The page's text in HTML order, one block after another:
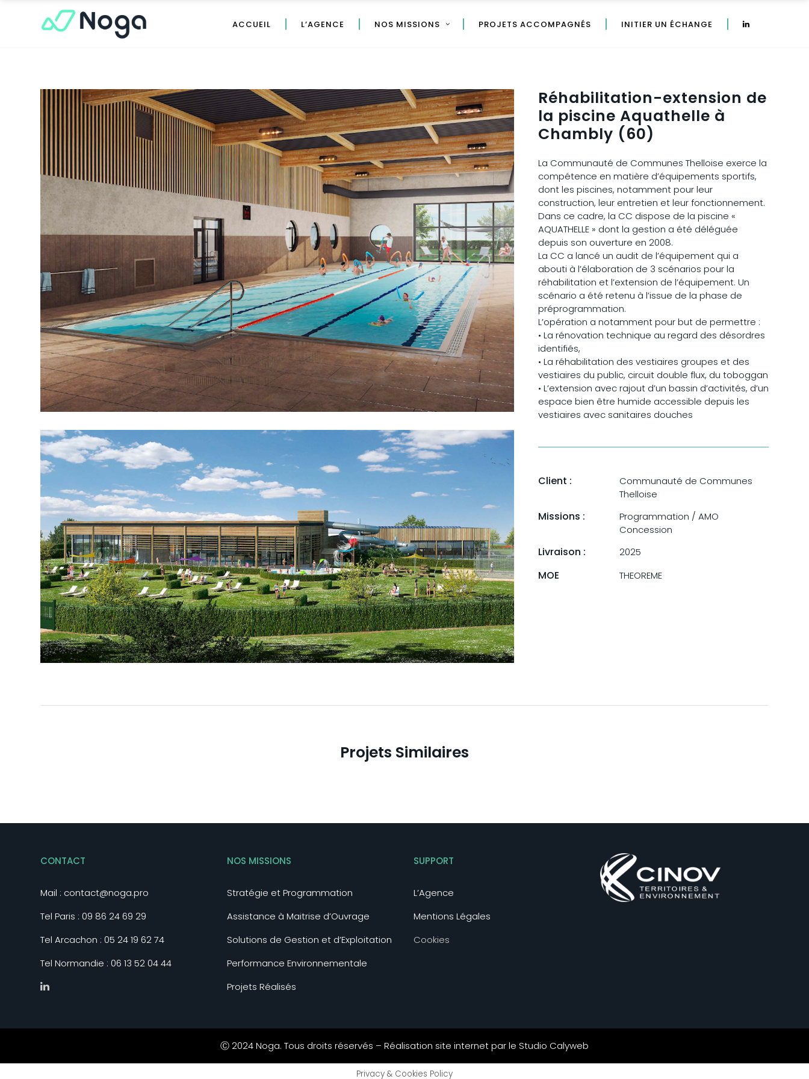
ACCUEIL L’AGENCE NOS MISSIONS PROJETS ACCOMPAGNÉS INITIER UN ÉCHANGE
Réhabilitation-extension de
la piscine Aquathelle à
Chambly (60)
La Communauté de Communes Thelloise exerce la
compétence en matière d’équipements sportifs,
dont les piscines, notamment pour leur
construction, leur entretien et leur fonctionnement.
Dans ce cadre, la CC dispose de la piscine «
AQUATHELLE » dont la gestion a été déléguée
depuis son ouverture en 2008.
La CC a lancé un audit de l’équipement qui a
abouti à l’élaboration de 3 scénarios pour la
réhabilitation et l’extension de l’équipement. Un
scénario a été retenu à l’issue de la phase de
préprogrammation.
L’opération a notamment pour but de permettre :
• La rénovation technique au regard des désordres
identifiés,
• La réhabilitation des vestiaires groupes et des
vestiaires du public, circuit double flux, du toboggan
• L’extension avec rajout d’un bassin d’activités, d’un
espace bien être humide accessible depuis les
vestiaires avec sanitaires douches
Client :
Communauté de Communes
Thelloise
Missions :
Programmation / AMO
Concession
Livraison : 2025
MOE THEOREME
Projets Similaires
CONTACT
Mail : contact@noga.pro
Tel Paris :09 86 24 69 29
Tel Arcachon :05 24 19 62 74
Tel Normandie :06 13 52 04 44
NOS MISSIONS
Stratégie et Programmation
Assistance à Maitrise d’Ouvrage
Solutions de Gestion et d’Exploitation
Performance Environnementale
Projets Réalisés
SUPPORT
L’Agence
Mentions Légales
Cookies
Ⓒ 2024 Noga. Tous droits réservés – Réalisation site internet par le Studio Calyweb
Privacy & Cookies Policy